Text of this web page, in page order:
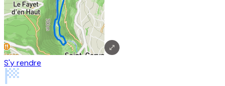
S'y rendre